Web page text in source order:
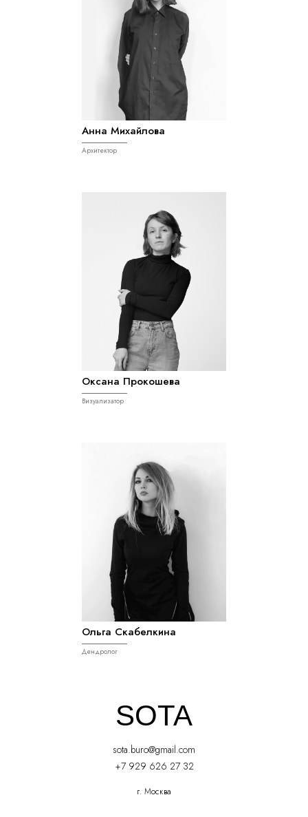
Архитектор
Анна Михайлова
Визуализатор
Оксана Прокошева
Дендролог
Ольга Скабелкина
SOTA
sota.buro@gmail.com
г. Москва
+7 929 626 27 32